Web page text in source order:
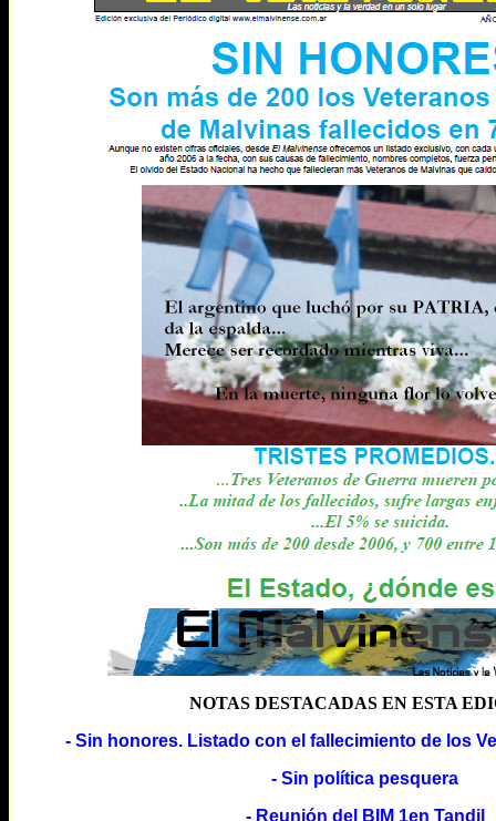
NOTAS DESTACADAS EN ESTA
- Sin honores. Listado con el fallecimiento de los
- Sin política pesquera
- Reunión del BIM 1en Tandil